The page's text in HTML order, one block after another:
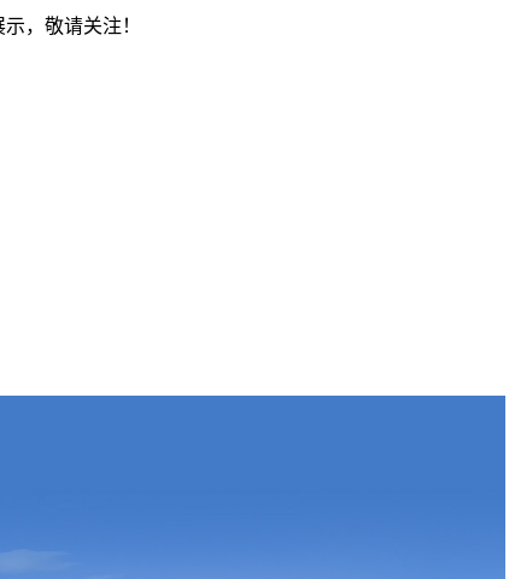
，敬请关注！